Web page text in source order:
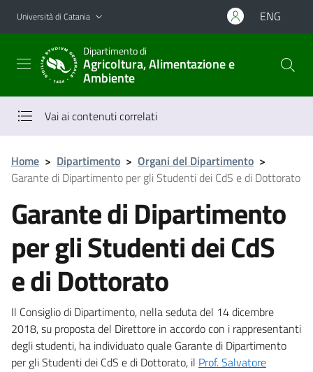
Vai al contenuto principale
Vai al menu di navigazione
Università di Catania ENG
Dipartimento di
Agricoltura, Alimentazione e
Ambiente
Vai ai contenuti correlati
Home > Dipartimento > Organi del Dipartimento >
Garante di Dipartimento per gli Studenti dei CdS e di Dottorato
Garante di Dipartimento
per gli Studenti dei CdS
e di Dottorato
Il Consiglio di Dipartimento, nella seduta del 14 dicembre
2018, su proposta del Direttore in accordo con i rappresentanti
degli studenti, ha individuato quale Garante di Dipartimento
per gli Studenti dei CdS e di Dottorato, il Prof. Salvatore